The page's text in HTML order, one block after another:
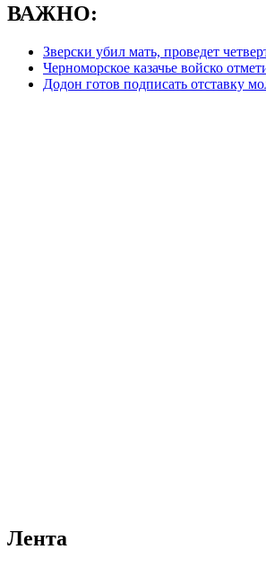
ВАЖНО:
Зверски убил мать, проведет
Черноморское казачье войско
Додон готов подписать отставку
Лента